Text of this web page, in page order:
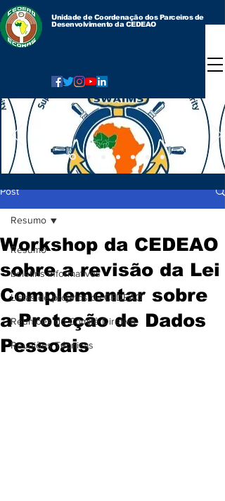
Unidade de Coordenação dos Parceiros de
Desenvolvimento da CEDEAO
Post
Resumo
boletins informativos
Listas de projetos da CEDEAO
Reuniões do Comitê Diretivo
Reuniões Técnicas
Resumo
Workshop da CEDEAO
sobre a revisão da Lei
Complementar sobre
a Proteção de Dados
Pessoais